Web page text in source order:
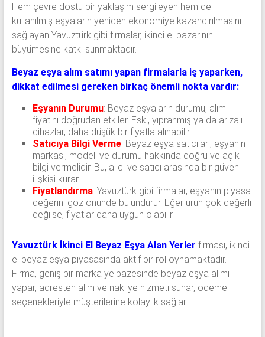
Hem çevre dostu bir yaklaşım sergileyen hem de
kullanılmış eşyaların yeniden ekonomiye kazandırılmasını
sağlayan Yavuztürk gibi firmalar, ikinci el pazarının
büyümesine katkı sunmaktadır.
Beyaz eşya alım satımı yapan firmalarla iş yaparken,
dikkat edilmesi gereken birkaç önemli nokta vardır:
Eşyanın Durumu: Beyaz eşyaların durumu, alım
fiyatını doğrudan etkiler. Eski, yıpranmış ya da arızalı
cihazlar, daha düşük bir fiyatla alınabilir.
Satıcıya Bilgi Verme: Beyaz eşya satıcıları, eşyanın
markası, modeli ve durumu hakkında doğru ve açık
bilgi vermelidir. Bu, alıcı ve satıcı arasında bir güven
ilişkisi kurar.
Fiyatlandırma: Yavuztürk gibi firmalar, eşyanın piyasa
değerini göz önünde bulundurur. Eğer ürün çok değerli
değilse, fiyatlar daha uygun olabilir.
Yavuztürk İkinci El Beyaz Eşya Alan Yerler firması, ikinci
el beyaz eşya piyasasında aktif bir rol oynamaktadır.
Firma, geniş bir marka yelpazesinde beyaz eşya alımı
yapar, adresten alım ve nakliye hizmeti sunar, ödeme
seçenekleriyle müşterilerine kolaylık sağlar.